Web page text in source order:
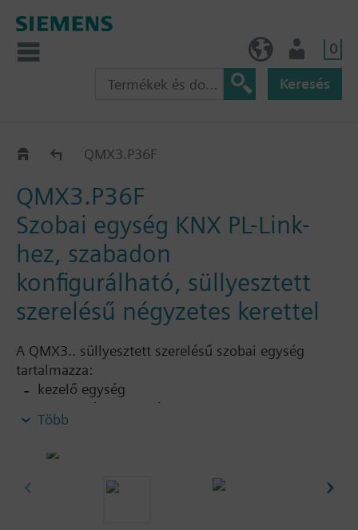
0
Keresés
QMX3.P36..QMX3.P36F
QMX3.P36F
Szobai egység KNX PL-Link-
hez, szabadon
konfigurálható, süllyesztett
szerelésű négyzetes kerettel
A QMX3.. süllyesztett szerelésű szobai egység
tartalmazza:
kezelő egység
Keret, titánium fehér
Alaplap és KNX csatlakozó
Szabadon konfigurálható felhasználói interfész
Több